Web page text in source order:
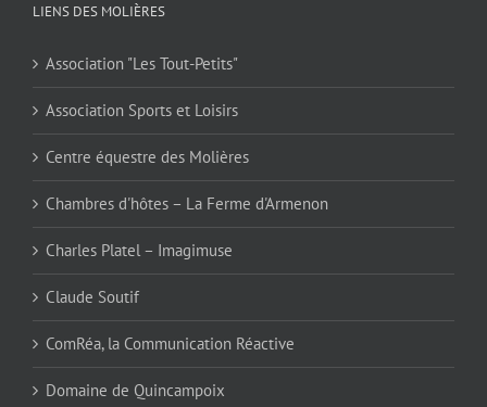
LIENS DES MOLIÈRES
Association "Les Tout-Petits"
Association Sports et Loisirs
Centre équestre des Molières
Chambres d'hôtes – La Ferme d'Armenon
Charles Platel – Imagimuse
Claude Soutif
ComRéa, la Communication Réactive
Domaine de Quincampoix